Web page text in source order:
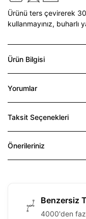
Ürünü ters çevirerek
kullanmayınız, buharlı
Ürün Bilgisi
Yorumlar
Taksit Seçenekleri
Önerileriniz
Benzersiz
4000'den